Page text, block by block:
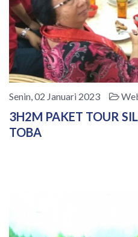
Senin, 02 Januari 2023
3H2M PAKET TOUR
TOBA